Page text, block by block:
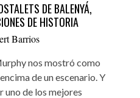
DE BALENYÁ,
DE HISTORIA
Barrios
nos mostró como
de un escenario. Y
de los mejores